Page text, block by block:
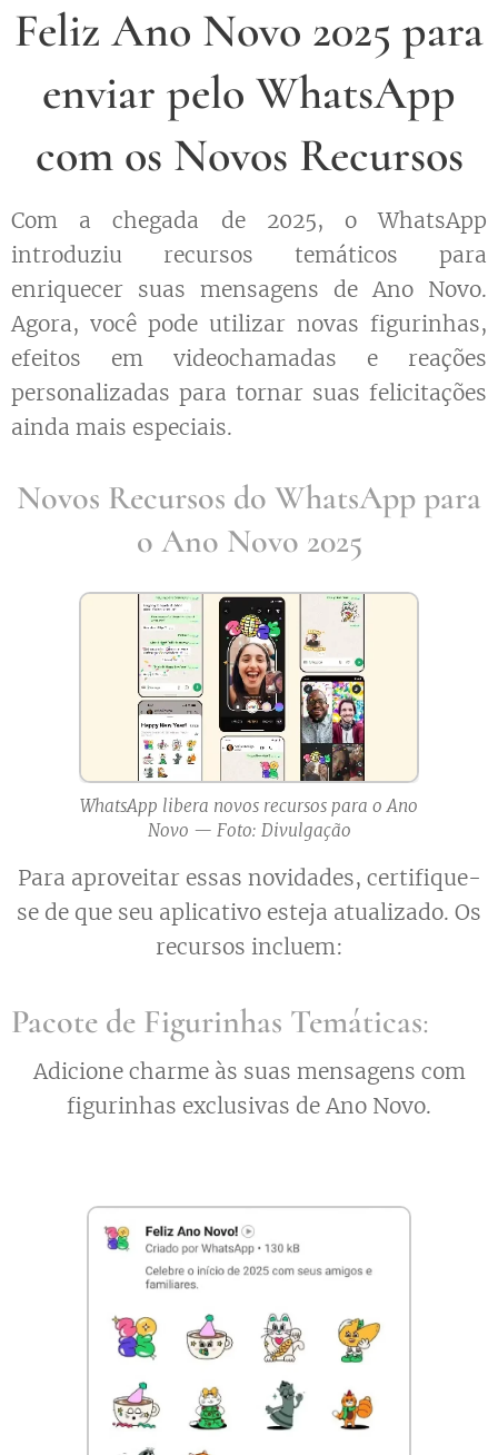
Feliz Ano Novo 2025 para
enviar pelo WhatsApp
com os Novos Recursos
Com a chegada de 2025, o WhatsApp
introduziu recursos temáticos para
enriquecer suas mensagens de Ano Novo.
Agora, você pode utilizar novas figurinhas,
efeitos em videochamadas e reações
personalizadas para tornar suas felicitações
ainda mais especiais.
Novos Recursos do WhatsApp para
o Ano Novo 2025
WhatsApp libera novos recursos para o Ano
Novo — Foto: Divulgação
Para aproveitar essas novidades, certifique-
se de que seu aplicativo esteja atualizado. Os
recursos incluem:
Pacote de Figurinhas Temáticas:
Adicione charme às suas mensagens com
figurinhas exclusivas de Ano Novo.